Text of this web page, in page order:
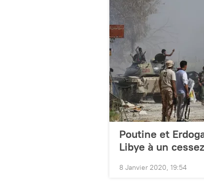
Poutine et
Libye à un
8 Janvier 2020, 19:54